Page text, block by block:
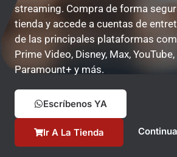
streaming. Compra de forma
tienda y accede a cuentas de
de las principales plataformas
Prime Video, Disney, Max,
Paramount+ y más.
Escríbenos YA
Ir A La Tienda